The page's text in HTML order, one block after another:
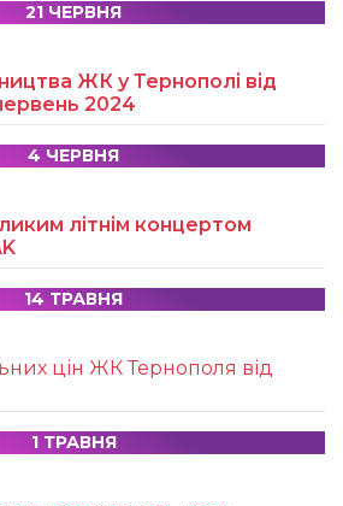
21 ЧЕРВНЯ
ЖК у Тернополі від
2024
4 ЧЕРВНЯ
літнім концертом
14 ТРАВНЯ
цін ЖК Тернополя від
1 ТРАВНЯ